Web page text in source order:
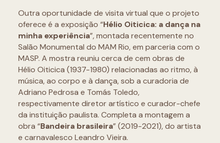
Outra oportunidade de visita virtual que o projeto
oferece é a exposição “Hélio Oiticica: a dança na
minha experiência”, montada recentemente no
Salão Monumental do MAM Rio, em parceria com o
MASP. A mostra reuniu cerca de cem obras de
Hélio Oiticica (1937-1980) relacionadas ao ritmo, à
música, ao corpo e à dança, sob a curadoria de
Adriano Pedrosa e Tomás Toledo,
respectivamente diretor artístico e curador-chefe
da instituição paulista. Completa a montagem a
obra “Bandeira brasileira” (2019-2021), do artista
e carnavalesco Leandro Vieira.